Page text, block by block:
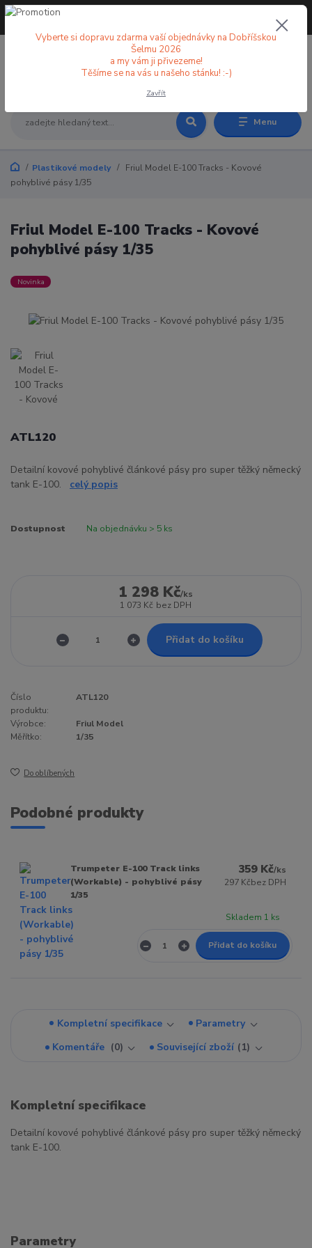
Menu
+420 773 998 582
Plastikové modely
Friul Model E-100 Tracks - Kovové
pohyblivé pásy 1/35
Friul Model E-100 Tracks - Kovové
pohyblivé pásy 1/35
Novinka
ATL120
Detailní kovové pohyblivé článkové pásy pro super těžký německý
tank E-100. celý popis
Dostupnost Na objednávku > 5 ks
1 298 Kč/ks
1 073 Kč bez DPH
Přidat do košíku
Číslo
produktu:
ATL120
Výrobce:
Friul Model
Měřítko:
1/35
Do oblíbených
Podobné produkty
Trumpeter E-100 Track links
(Workable) - pohyblivé pásy
1/35
359 Kč/ks
297 Kčbez DPH
Skladem 1 ks
Přidat do košíku
Kompletní specifikace
Parametry
Komentáře
0 Související zboží 1
Kompletní specifikace
Detailní kovové pohyblivé článkové pásy pro super těžký německý
tank E-100.
Parametry
Vyberte si dopravu zdarma vaší objednávky na Dobříšskou
Šelmu 2026
a my vám ji přivezeme!
Těšíme se na vás u našeho stánku! :-)
Zavřít